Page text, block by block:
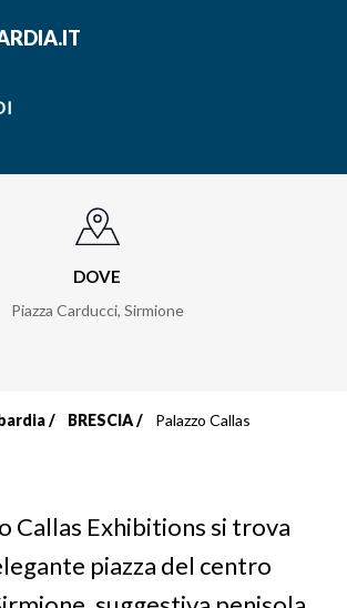
DOVE
Piazza Carducci, Sirmione
BRESCIA
Palazzo Callas
Callas Exhibitions si trova
piazza del centro